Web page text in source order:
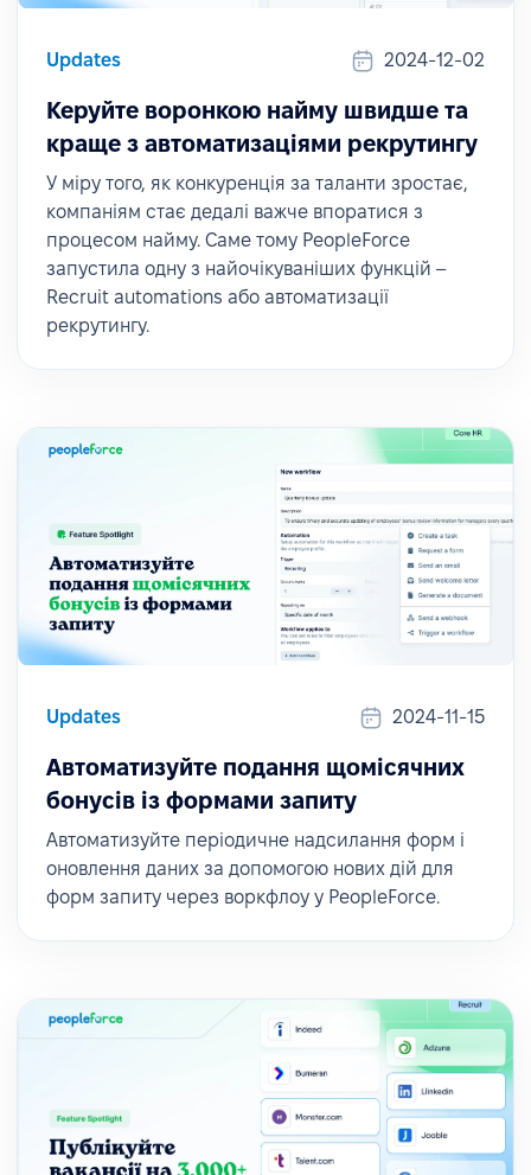
Updates 2024-12-02
Керуйте воронкою найму швидше та
краще з автоматизаціями рекрутингу
У міру того, як конкуренція за таланти зростає,
компаніям стає дедалі важче впоратися з
процесом найму. Саме тому PeopleForce
запустила одну з найочікуваніших функцій –
Recruit automations або автоматизації
рекрутингу.
Updates 2024-11-15
Автоматизуйте подання щомісячних
бонусів із формами запиту
Автоматизуйте періодичне надсилання форм і
оновлення даних за допомогою нових дій для
форм запиту через воркфлоу у PeopleForce.